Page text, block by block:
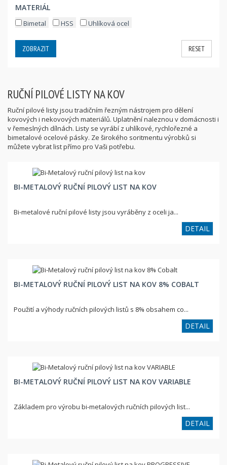
MATERIÁL
Bimetal HSS Uhlíková ocel
ZOBRAZIT RESET
RUČNÍ PILOVÉ LISTY NA KOV
Ruční pilové listy jsou tradičním řezným nástrojem pro dělení
kovových i nekovových materiálů. Uplatnění naleznou v domácnosti i
v řemeslných dílnách. Listy se vyrábí z uhlíkové, rychlořezné a
bimetalové ocelové pásky. Ze širokého soritmentu výrobků si
můžete vybrat list přímo pro Vaši potřebu.
BI-METALOVÝ RUČNÍ PILOVÝ LIST NA KOV
Bi-metalové ruční pilové listy jsou vyráběny z oceli ja...
DETAIL
BI-METALOVÝ RUČNÍ PILOVÝ LIST NA KOV 8% COBALT
Použití a výhody ručních pilových listů s 8% obsahem co...
DETAIL
BI-METALOVÝ RUČNÍ PILOVÝ LIST NA KOV VARIABLE
Základem pro výrobu bi-metalových ručních pilových list...
DETAIL